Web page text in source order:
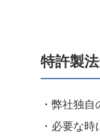
特許製
・弊社独
・必要な